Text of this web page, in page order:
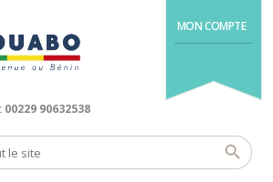
MON COMPTE
00229 90632538